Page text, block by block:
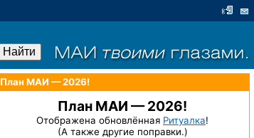
План МАИ — 2026!
План МАИ — 2026!
Отображена обновлённая Ритуалка!
(А также другие поправки.)